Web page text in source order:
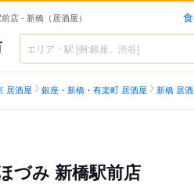
店 - 新橋（居酒屋）
食べログ
居酒屋 銀座・新橋・有楽町 居酒屋 新橋 居
づみ 新橋駅前店